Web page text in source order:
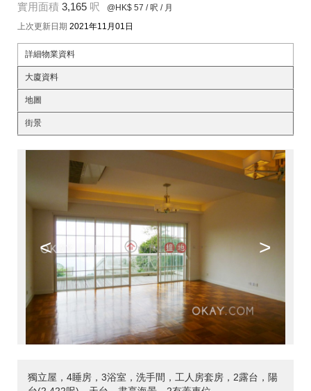
實用面積 3,165 呎 @HK$ 57 / 呎 / 月
上次更新日期 2021年11月01日
詳細物業資料
大廈資料
地圖
街景
< >
獨立屋，4睡房，3浴室，洗手間，工人房套房，2露台，陽